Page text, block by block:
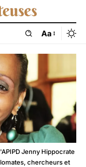
Aa
Jenny Hippocrate
chercheurs et